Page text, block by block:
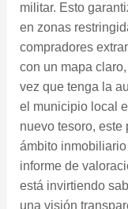
militar. Esto
en zonas
compradores
con un mapa
vez que tenga la
el municipio local
nuevo tesoro, este
ámbito
informe de
está invirtiendo
una visión